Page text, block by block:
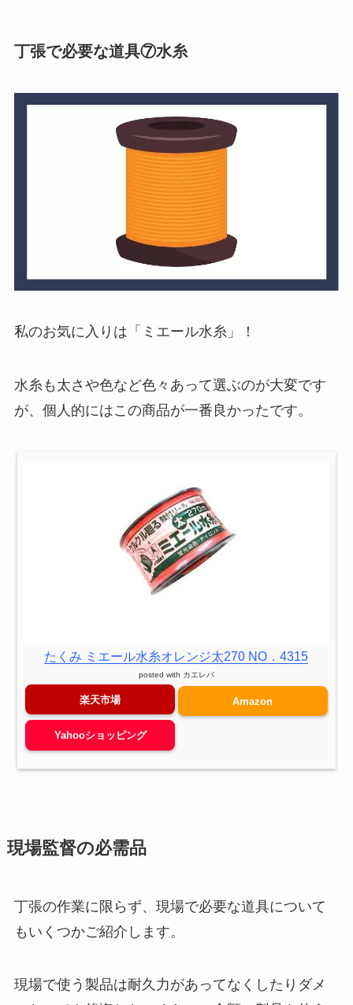
丁張で必要な道具⑦水糸
私のお気に入りは「ミエール水糸」！
水糸も太さや色など色々あって選ぶのが大変です
が、個人的にはこの商品が一番良かったです。
たくみ ミエール水糸オレンジ太270 NO．4315
posted with カエレバ
楽天市場 Amazon
Yahooショッピング
現場監督の必需品
丁張の作業に限らず、現場で必要な道具について
もいくつかご紹介します。
現場で使う製品は耐久力があってなくしたりダメ